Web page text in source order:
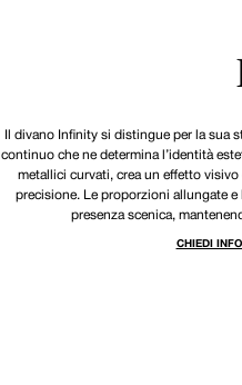
Il divano Infinity si distingue per la sua
continuo che ne determina l’identità
metallici curvati, crea un effetto
precisione. Le proporzioni allungate
presenza scenica,
CHIEDI